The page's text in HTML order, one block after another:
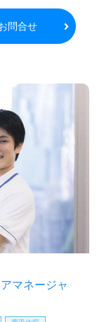
問合せ
マネージャ